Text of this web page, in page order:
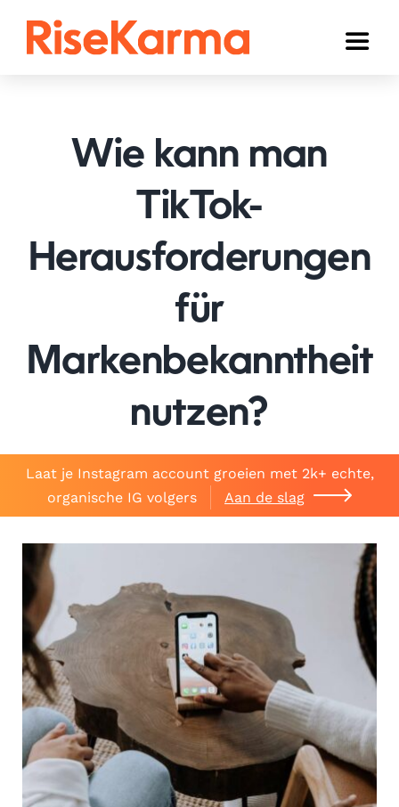
Toggle
TikTok
Twitter (𝕏)
Winkelwagen
Wie kann man
TikTok-
Herausforderungen
für
Markenbekanntheit
nutzen?
Laat je Instagram account groeien met 2k+ echte,
organische IG volgers
Aan de slag